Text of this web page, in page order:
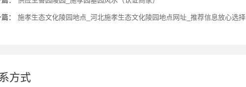
： 施孝生态文化陵园地点_河北施孝生态文化陵园地点网址_推荐信息放心选择
方式